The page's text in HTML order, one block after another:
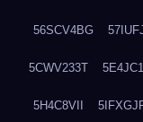
56SCV4BG
5CWV233T
5H4C8VII